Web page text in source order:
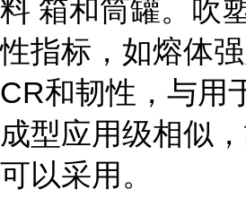
料 箱和筒罐。吹
性指标，如熔体
CR和韧性，与用
成型应用级相似
可以采用。